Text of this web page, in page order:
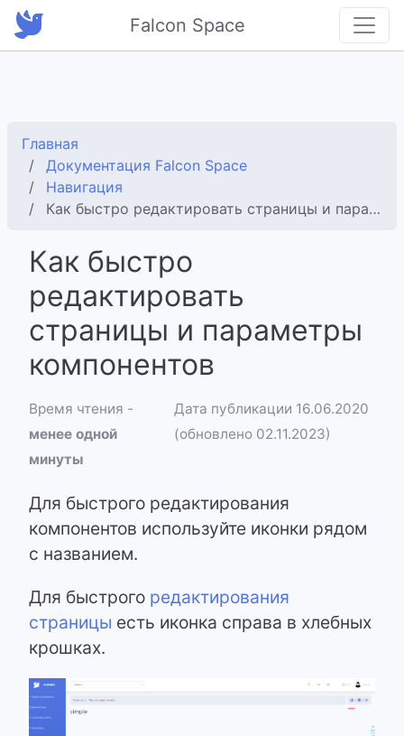
Falcon Space
Главная
Документация Falcon Space
Навигация
Как быстро редактировать страницы и параметры компонентов
Как быстро
редактировать
страницы и параметры
компонентов
Время чтения -
менее одной
минуты
Дата публикации 16.06.2020
(обновлено 02.11.2023)
Для быстрого редактирования
компонентов используйте иконки рядом
с названием.
Для быстрого редактирования
страницы есть иконка справа в хлебных
крошках.